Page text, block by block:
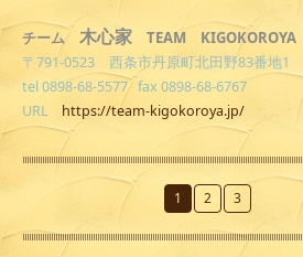
チーム 木心家 TEAM KIGOKOROYA
〒791-0523 西条市丹原町北田野83番地1
tel 0898-68-5577 fax 0898-68-6767
URL https://team-kigokoroya.jp/
1 2 3